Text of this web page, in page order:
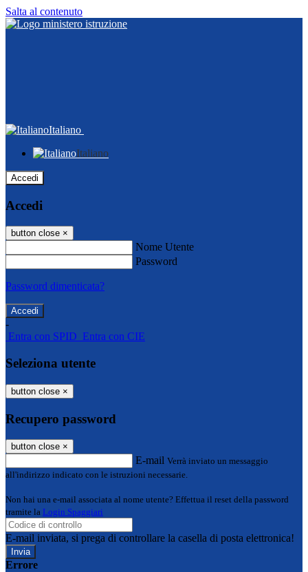
Salta al contenuto
Italiano
Italiano
Accedi
Accedi
button close ×
Nome Utente
Password
Password dimenticata?
-
Entra con SPID Entra con CIE
Seleziona utente
button close ×
Recupero password
button close ×
E-mail Verrà inviato un messaggio
all'indirizzo indicato con le istruzioni necessarie.
Non hai una e-mail associata al nome utente? Effettua il reset della password
tramite la Login Spaggiari
E-mail inviata, si prega di controllare la casella di posta elettronica!
Errore